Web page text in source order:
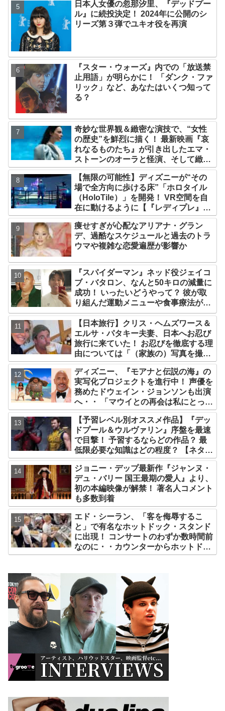
日本人女優の忽那汐里、『デッドプー
ル』に続投決定！ 2024年に公開のシ
リーズ第３弾でユキオ役を再演
『スター・ウォーズ』内での「放送禁
止用語」が明らかに！ 「ダンク・ファ
リック」など、あなたはいくつ知って
る？
奇妙な世界観＆緻密な演技で、“女性
の歴史”を鮮烈に描く！ 最新映画『哀
れなるものたち』が引き出したエマ・
ストーンのオーラと怪演、そして緻密
すぎる演技力！ これは女性の“自由意
志”の物語［レビュー＆解説］
【無限の可能性】ディズニーが“その
場で全方向に歩ける床”「ホロタイル
（HoloTile）」を開発！ VR空間を自
在に動けるように【『レディプレ』実
現への大きな一歩？】
痩せすぎが心配なアリアナ・グラン
デ、過酷なスケジュールと過去のトラ
ウマや複雑な恋愛遍歴が影響か
『スパイダーマン』ネッド役ジェイコ
ブ・バタロン、なんと50キロの減量に
成功！ いったいどうやって？ 彼が取
り組んだ運動メニューや食事療法が明
らかに
【日本旅行】クリス・ヘムズワース＆
エルサ・パタキー夫妻、日本へお忍び
旅行に来ていた！ お忍びを徹底する理
由については「（家族の）写真を撮ら
れるとキレそうになる」からという過
去の発言も
ディズニー、『モアナと伝説の海』の
実写化プロジェクトを進行中！ 声優を
務めたドウェイン・ジョンソンも出演
へ・・ 「マウイとの再会は私にとって
深い意味を持つ」
【予習レベル別オススメ作品】『デッ
ドプール＆ウルヴァリン』序盤を最速
で目撃！ 予習するならどの作品？ 最
低限必要な知識はどの程度？ 【ネタバ
レなし解説】
ジョニー・デップ最新作『ジャンヌ・
デュ・バリー 国王最期の愛人』より、
初の本編映像が解禁！ 著名人コメント
も多数到着
エド・シーラン、「客を侮辱するこ
と」で有名なホットドック・スタンド
に出現！ コンサートのわずか数時間前
なのに・・カウンターからホットドッ
クを提供、ファンは大興奮［写真あ